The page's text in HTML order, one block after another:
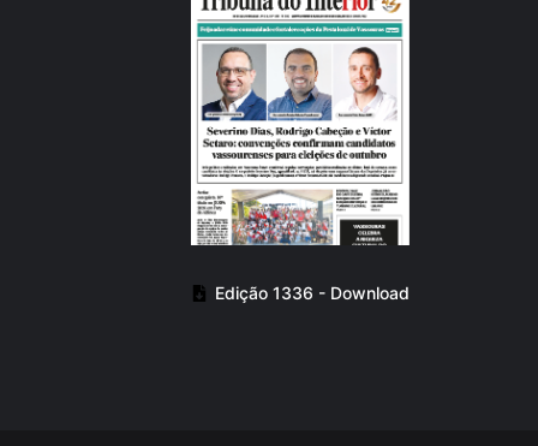
Edição 1336 - Download